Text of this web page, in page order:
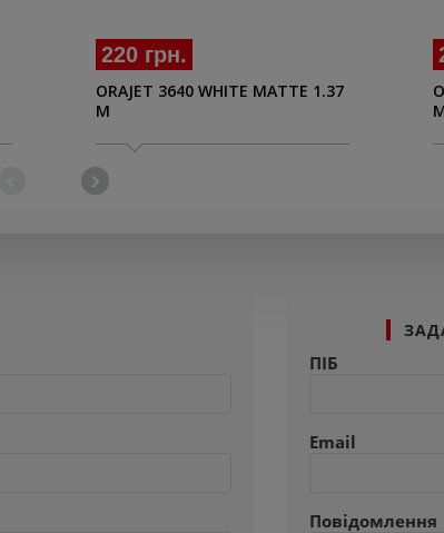
220 грн.
ORAJET 3640 WHITE MATTE 1.37
M
ПІБ
Email
Повідомлення